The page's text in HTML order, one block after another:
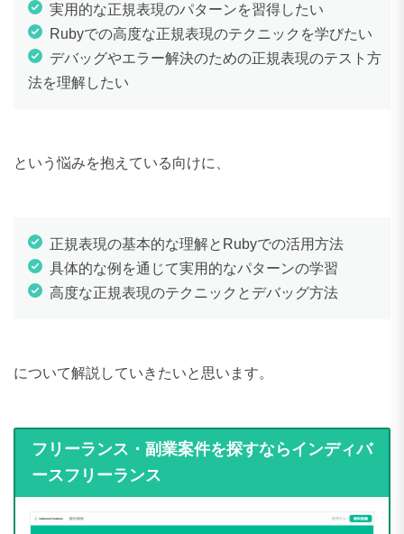
実用的な正規表現のパターンを習得したい
Rubyでの高度な正規表現のテクニックを学びたい
デバッグやエラー解決のための正規表現のテスト方
法を理解したい
という悩みを抱えている向けに、
正規表現の基本的な理解とRubyでの活用方法
具体的な例を通じて実用的なパターンの学習
高度な正規表現のテクニックとデバッグ方法
について解説していきたいと思います。
フリーランス・副業案件を探すならインディバ
ースフリーランス